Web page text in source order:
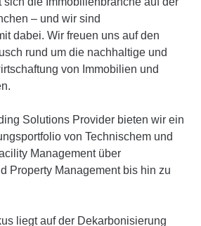
– und wir sind
dabei. Wir freuen uns auf den
rund um die nachhaltige und
von Immobilien und
Solutions Provider bieten wir ein
von Technischem und
Management über
Property Management bis hin zu
liegt auf der Dekarbonisierung